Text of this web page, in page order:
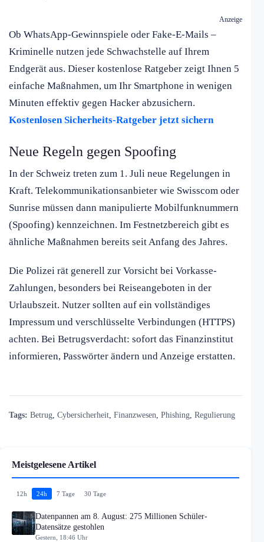
Anzeige
Ob WhatsApp-Gewinnspiele oder Fake-E-Mails –
Kriminelle nutzen jede Schwachstelle auf Ihrem
Endgerät aus. Dieser kostenlose Ratgeber zeigt Ihnen 5
einfache Maßnahmen, um Ihr Smartphone in wenigen
Minuten effektiv gegen Hacker abzusichern.
Kostenlosen Sicherheits-Ratgeber jetzt sichern
Neue Regeln gegen Spoofing
In der Schweiz treten zum 1. Juli neue Regelungen in
Kraft. Telekommunikationsanbieter wie Swisscom oder
Sunrise müssen dann manipulierte Mobilfunknummern
(Spoofing) kennzeichnen. Im Festnetzbereich gibt es
ähnliche Maßnahmen bereits seit Anfang des Jahres.
Die Polizei rät generell zur Vorsicht bei Vorkasse-
Zahlungen, besonders bei Reiseangeboten in der
Urlaubszeit. Nutzer sollten auf ein vollständiges
Impressum und verschlüsselte Verbindungen (HTTPS)
achten. Bei Betrugsverdacht: sofort das Finanzinstitut
informieren, Passwörter ändern und Anzeige erstatten.
Tags: Betrug Cybersicherheit Finanzwesen Phishing Regulierung
Meistgelesene Artikel
12h 24h 7 Tage 30 Tage
Datenpannen am 8. August: 275 Millionen Schüler-
Datensätze gestohlen
Gestern, 18:46 Uhr